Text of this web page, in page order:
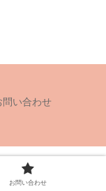
問い合わせ
お問い合わせ